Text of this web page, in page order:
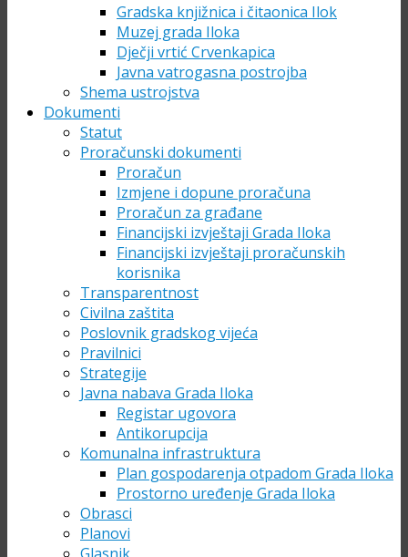
Gradska knjižnica i čitaonica Ilok
Muzej grada Iloka
Dječji vrtić Crvenkapica
Javna vatrogasna postrojba
Shema ustrojstva
Dokumenti
Statut
Proračunski dokumenti
Proračun
Izmjene i dopune proračuna
Proračun za građane
Financijski izvještaji Grada Iloka
Financijski izvještaji proračunskih
korisnika
Transparentnost
Civilna zaštita
Poslovnik gradskog vijeća
Pravilnici
Strategije
Javna nabava Grada Iloka
Registar ugovora
Antikorupcija
Komunalna infrastruktura
Plan gospodarenja otpadom Grada Iloka
Prostorno uređenje Grada Iloka
Obrasci
Planovi